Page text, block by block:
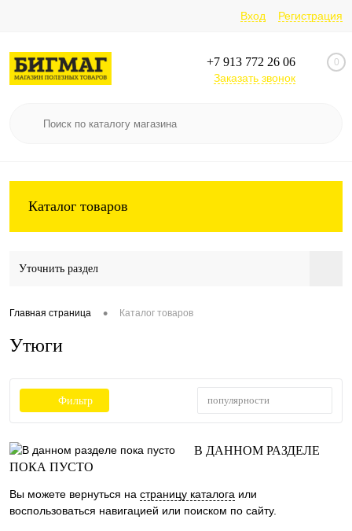
Вход Регистрация
+7 913 772 26 06
Заказать звонок
0
Каталог товаров
Уточнить раздел
Главная страница • Каталог товаров
Утюги
Фильтр популярности
В ДАННОМ РАЗДЕЛЕ
ПОКА ПУСТО
Вы можете вернуться на страницу каталога или
воспользоваться навигацией или поиском по сайту.